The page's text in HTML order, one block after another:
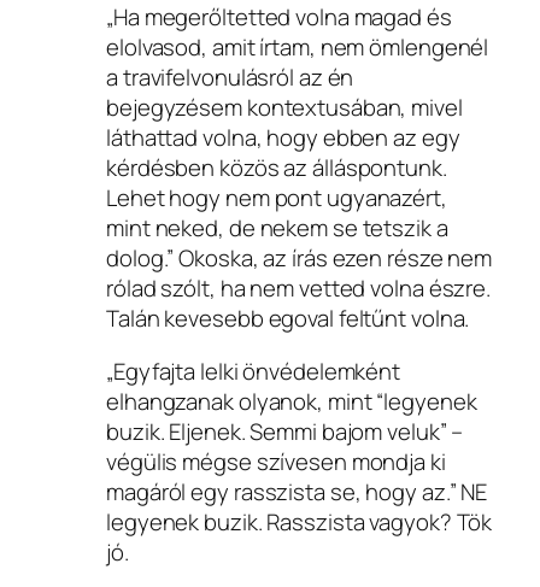
„Ha megerőltetted volna magad és
elolvasod, amit írtam, nem ömlengenél
a travifelvonulásról az én
bejegyzésem kontextusában, mivel
láthattad volna, hogy ebben az egy
kérdésben közös az álláspontunk.
Lehet hogy nem pont ugyanazért,
mint neked, de nekem se tetszik a
dolog.” Okoska, az írás ezen része nem
rólad szólt, ha nem vetted volna észre.
Talán kevesebb egoval feltűnt volna.
„Egyfajta lelki önvédelemként
elhangzanak olyanok, mint “legyenek
buzik. Eljenek. Semmi bajom veluk” –
végülis mégse szívesen mondja ki
magáról egy rasszista se, hogy az.” NE
legyenek buzik. Rasszista vagyok? Tök
jó.